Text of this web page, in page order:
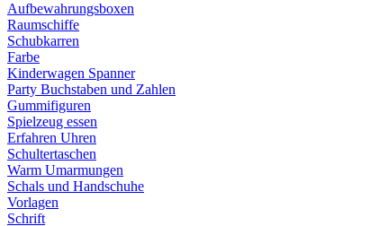
Aufbewahrungsboxen
Raumschiffe
Schubkarren
Farbe
Kinderwagen Spanner
Party Buchstaben und Zahlen
Gummifiguren
Spielzeug essen
Erfahren Uhren
Schultertaschen
Warm Umarmungen
Schals und Handschuhe
Vorlagen
Schrift